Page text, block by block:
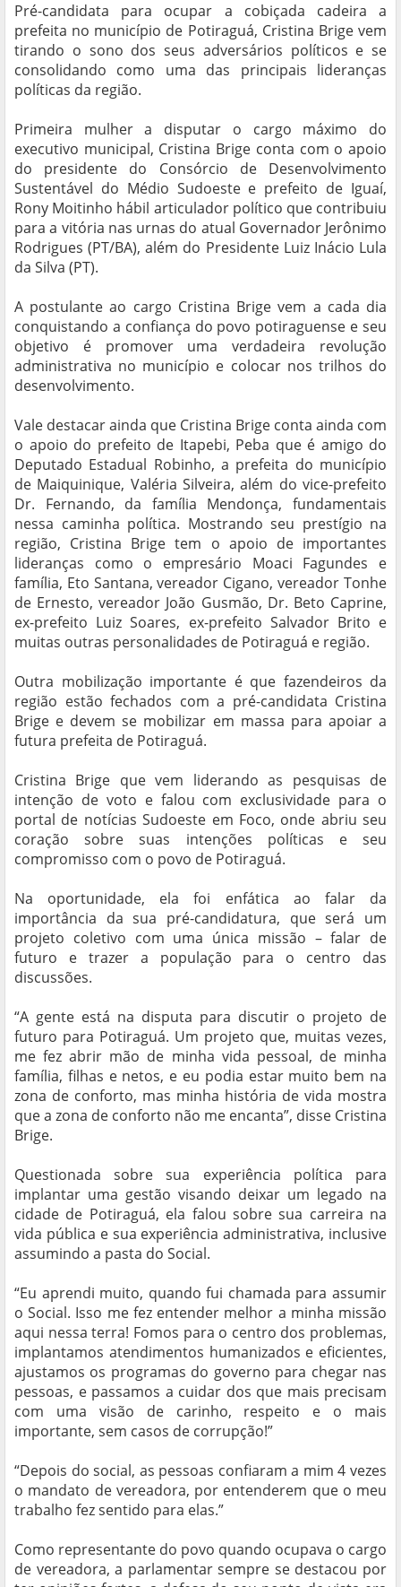
Pré-candidata para ocupar a cobiçada cadeira a
prefeita no município de Potiraguá, Cristina Brige vem
tirando o sono dos seus adversários políticos e se
consolidando como uma das principais lideranças
políticas da região.
Primeira mulher a disputar o cargo máximo do
executivo municipal, Cristina Brige conta com o apoio
do presidente do Consórcio de Desenvolvimento
Sustentável do Médio Sudoeste e prefeito de Iguaí,
Rony Moitinho hábil articulador político que contribuiu
para a vitória nas urnas do atual Governador Jerônimo
Rodrigues (PT/BA), além do Presidente Luiz Inácio Lula
da Silva (PT).
A postulante ao cargo Cristina Brige vem a cada dia
conquistando a confiança do povo potiraguense e seu
objetivo é promover uma verdadeira revolução
administrativa no município e colocar nos trilhos do
desenvolvimento.
Vale destacar ainda que Cristina Brige conta ainda com
o apoio do prefeito de Itapebi, Peba que é amigo do
Deputado Estadual Robinho, a prefeita do município
de Maiquinique, Valéria Silveira, além do vice-prefeito
Dr. Fernando, da família Mendonça, fundamentais
nessa caminha política. Mostrando seu prestígio na
região, Cristina Brige tem o apoio de importantes
lideranças como o empresário Moaci Fagundes e
família, Eto Santana, vereador Cigano, vereador Tonhe
de Ernesto, vereador João Gusmão, Dr. Beto Caprine,
ex-prefeito Luiz Soares, ex-prefeito Salvador Brito e
muitas outras personalidades de Potiraguá e região.
Outra mobilização importante é que fazendeiros da
região estão fechados com a pré-candidata Cristina
Brige e devem se mobilizar em massa para apoiar a
futura prefeita de Potiraguá.
Cristina Brige que vem liderando as pesquisas de
intenção de voto e falou com exclusividade para o
portal de notícias Sudoeste em Foco, onde abriu seu
coração sobre suas intenções políticas e seu
compromisso com o povo de Potiraguá.
Na oportunidade, ela foi enfática ao falar da
importância da sua pré-candidatura, que será um
projeto coletivo com uma única missão – falar de
futuro e trazer a população para o centro das
discussões.
“A gente está na disputa para discutir o projeto de
futuro para Potiraguá. Um projeto que, muitas vezes,
me fez abrir mão de minha vida pessoal, de minha
família, filhas e netos, e eu podia estar muito bem na
zona de conforto, mas minha história de vida mostra
que a zona de conforto não me encanta”, disse Cristina
Brige.
Questionada sobre sua experiência política para
implantar uma gestão visando deixar um legado na
cidade de Potiraguá, ela falou sobre sua carreira na
vida pública e sua experiência administrativa, inclusive
assumindo a pasta do Social.
“Eu aprendi muito, quando fui chamada para assumir
o Social. Isso me fez entender melhor a minha missão
aqui nessa terra! Fomos para o centro dos problemas,
implantamos atendimentos humanizados e eficientes,
ajustamos os programas do governo para chegar nas
pessoas, e passamos a cuidar dos que mais precisam
com uma visão de carinho, respeito e o mais
importante, sem casos de corrupção!”
“Depois do social, as pessoas confiaram a mim 4 vezes
o mandato de vereadora, por entenderem que o meu
trabalho fez sentido para elas.”
Como representante do povo quando ocupava o cargo
de vereadora, a parlamentar sempre se destacou por